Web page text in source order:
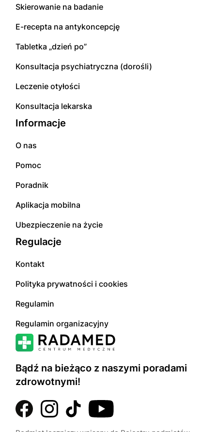
Bądź na bieżąco z naszymi poradami
zdrowotnymi!
Skierowanie na badanie
E-recepta na antykoncepcję
Tabletka „dzień po”
Konsultacja psychiatryczna (dorośli)
Leczenie otyłości
Konsultacja lekarska
Informacje
O nas
Pomoc
Poradnik
Aplikacja mobilna
Ubezpieczenie na życie
Regulacje
Kontakt
Polityka prywatności i cookies
Regulamin
Regulamin organizacyjny